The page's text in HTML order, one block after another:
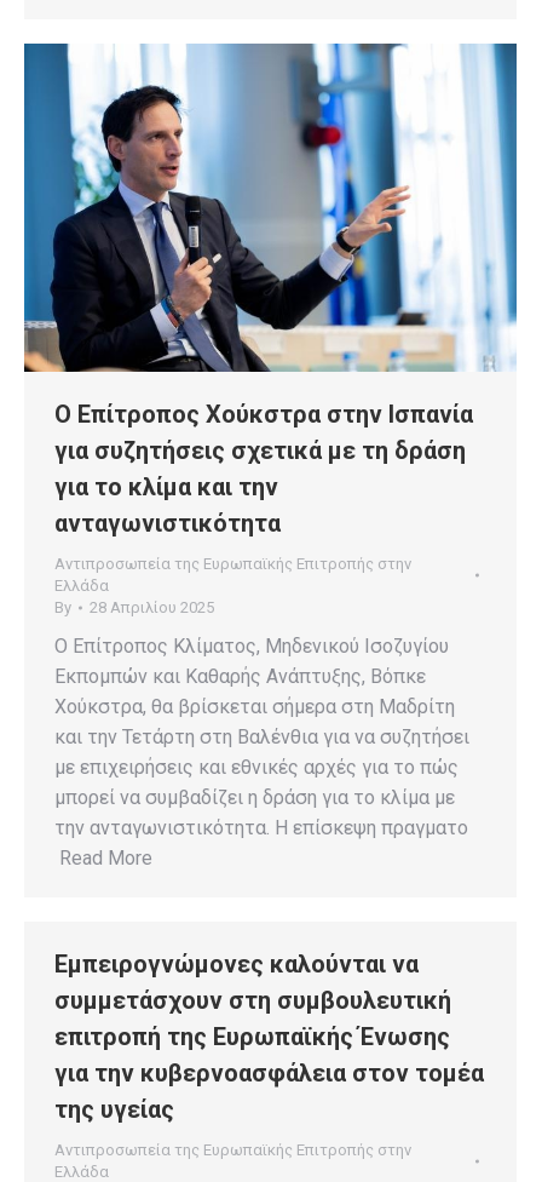
O Επίτροπος Χούκστρα στην Ισπανία
για συζητήσεις σχετικά με τη δράση
για το κλίμα και την
ανταγωνιστικότητα
Αντιπροσωπεία της Ευρωπαϊκής Επιτροπής στην
Ελλάδα
By
28 Απριλίου 2025
Ο Επίτροπος Κλίματος, Μηδενικού Ισοζυγίου
Εκπομπών και Καθαρής Ανάπτυξης, Βόπκε
Χούκστρα, θα βρίσκεται σήμερα στη Μαδρίτη
και την Τετάρτη στη Βαλένθια για να συζητήσει
με επιχειρήσεις και εθνικές αρχές για το πώς
μπορεί να συμβαδίζει η δράση για το κλίμα με
την ανταγωνιστικότητα. Η επίσκεψη πραγματο
Read More
Εμπειρογνώμονες καλούνται να
συμμετάσχουν στη συμβουλευτική
επιτροπή της Ευρωπαϊκής Ένωσης
για την κυβερνοασφάλεια στον τομέα
της υγείας
Αντιπροσωπεία της Ευρωπαϊκής Επιτροπής στην
Ελλάδα